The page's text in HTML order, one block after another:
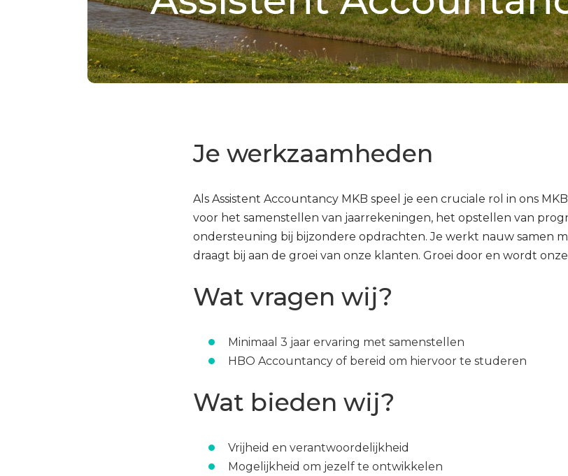
Je werkzaamheden
Als Assistent Accountancy MKB speel je een cruciale rol in ons
voor het samenstellen van jaarrekeningen, het opstellen van
ondersteuning bij bijzondere opdrachten. Je werkt nauw samen
draagt bij aan de groei van onze klanten. Groei door en wordt
Wat vragen wij?
Minimaal 3 jaar ervaring met samenstellen
HBO Accountancy of bereid om hiervoor te studeren
Wat bieden wij?
Vrijheid en verantwoordelijkheid
Mogelijkheid om jezelf te ontwikkelen